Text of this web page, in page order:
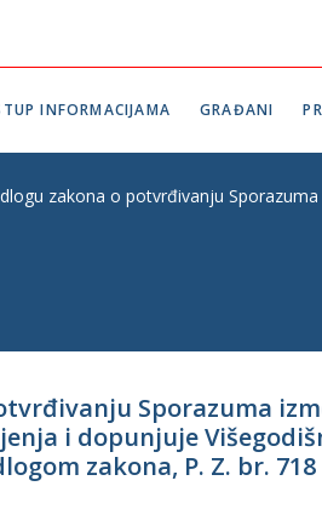
INFORMACIJAMA GRAĐANI
zakona o potvrđivanju
Sporazuma
i dopunjuje
zakona, P. Z. br. 718